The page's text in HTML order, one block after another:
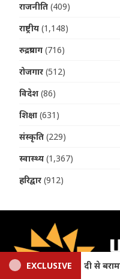
राजनीति (409)
राष्ट्रीय (1,148)
रुद्रप्रयाग (716)
रोजगार (512)
विदेश (86)
शिक्षा (631)
संस्कृति (229)
स्वास्थ्य (1,367)
हरिद्वार (912)
EXCLUSIVE
Uttarakhand: 9.87 लाख